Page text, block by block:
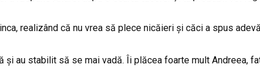
realizând că nu vrea să plece nicăieri și căci a spus
și au stabilit să se mai vadă. Îi plăcea foarte mult Andreea,